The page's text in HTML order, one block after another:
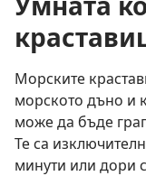
Морските
морското дъно и
може да бъде
Те са
минути или дори